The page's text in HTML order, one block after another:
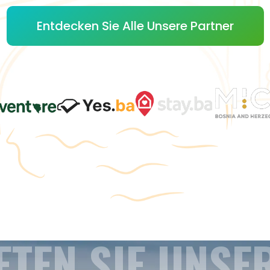
Entdecken Sie Alle Unsere Partner